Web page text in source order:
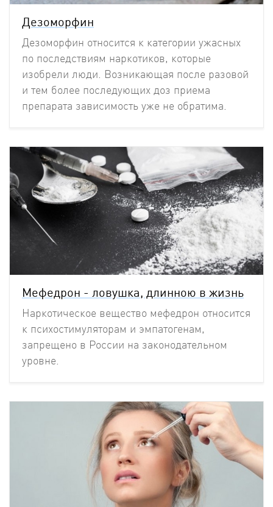
Дезоморфин
Дезоморфин относится к категории ужасных
по последствиям наркотиков, которые
изобрели люди. Возникающая после разовой
и тем более последующих доз приема
препарата зависимость уже не обратима.
Мефедрон - ловушка, длинною в жизнь
Наркотическое вещество мефедрон относится
к психостимуляторам и эмпатогенам,
запрещено в России на законодательном
уровне.